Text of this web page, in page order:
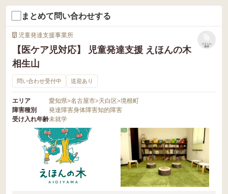
まとめて問い合わせする
児童発達支援事業所
【医ケア児対応】 児童発達支援 えほんの木
相生山
リストに
保存
問い合わせ受付中 送迎あり
エリア 愛知県>名古屋市>天白区>境根町
障害種別
発達障害身体障害知的障害
受け入れ年齢未就学